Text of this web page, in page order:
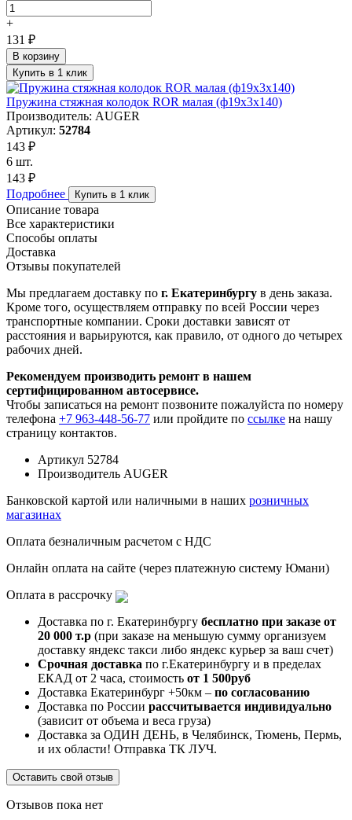
+
131 ₽
В корзину
Купить в 1 клик
Пружина стяжная колодок ROR малая (ф19х3х140)
Производитель: AUGER
Артикул: 52784
143 ₽
6 шт.
143 ₽
Подробнее
Купить в 1 клик
Описание товара
Все характеристики
Способы оплаты
Доставка
Отзывы покупателей
Мы предлагаем доставку по г. Екатеринбургу в день заказа.
Кроме того, осуществляем отправку по всей России через
транспортные компании. Сроки доставки зависят от
расстояния и варьируются, как правило, от одного до четырех
рабочих дней.
Рекомендуем производить ремонт в нашем
сертифицированном автосервисе.
Чтобы записаться на ремонт позвоните пожалуйста по номеру
телефона +7 963-448-56-77 или пройдите по ссылке на нашу
страницу контактов.
Артикул 52784
Производитель AUGER
Банковской картой или наличными в наших розничных
магазинах
Оплата безналичным расчетом с НДС
Онлайн оплата на сайте (через платежную систему Юмани)
Оплата в рассрочку
Доставка по г. Екатеринбургу бесплатно при заказе от
20 000 т.р (при заказе на меньшую сумму организуем
доставку яндекс такси либо яндекс курьер за ваш счет)
Срочная доставка по г.Екатеринбургу и в пределах
ЕКАД от 2 часа, стоимость от 1 500руб
Доставка Екатеринбург +50км – по согласованию
Доставка по России рассчитывается индивидуально
(зависит от объема и веса груза)
Доставка за ОДИН ДЕНЬ, в Челябинск, Тюмень, Пермь,
и их области! Отправка ТК ЛУЧ.
Оставить свой отзыв
Отзывов пока нет